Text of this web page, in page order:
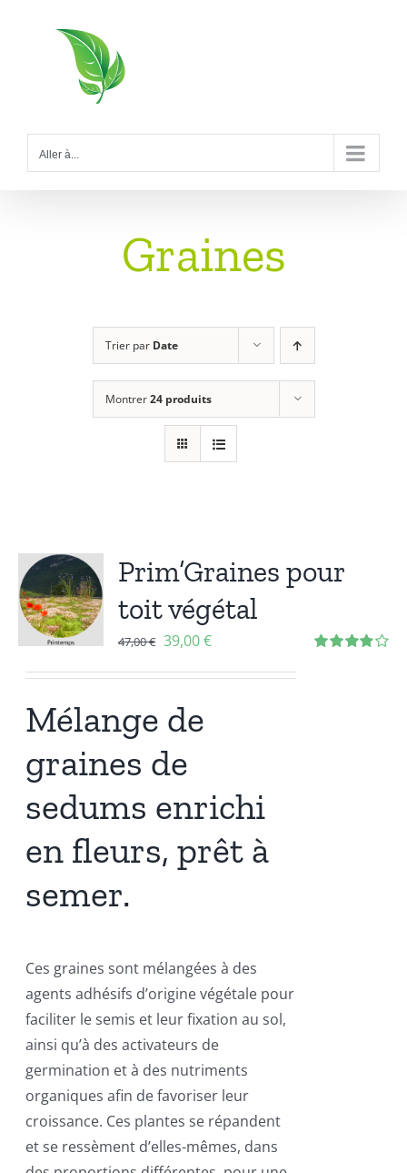
Aller à...
Graines
Trier par Date
Montrer24 produits
Prim’Graines pour
toit végétal
47,00€ 39,00€
Mélange de
graines de
sedums enrichi
en fleurs, prêt à
semer.
Ces graines sont mélangées à des
agents adhésifs d’origine végétale pour
faciliter le semis et leur fixation au sol,
ainsi qu’à des activateurs de
germination et à des nutriments
organiques afin de favoriser leur
croissance. Ces plantes se répandent
et se ressèment d’elles-mêmes, dans